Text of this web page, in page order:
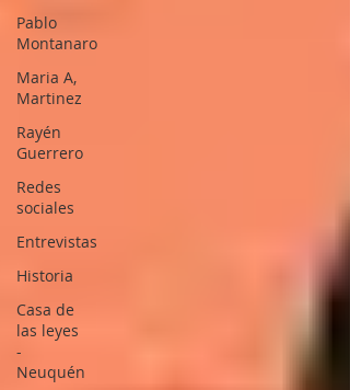
Pablo
Montanaro
Maria A,
Martinez
Rayén
Guerrero
Redes
sociales
Entrevistas
Historia
Casa de
las leyes
-
Neuquén